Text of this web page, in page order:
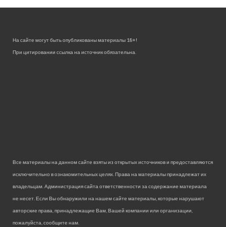
На сайте могут быть опубликованы материалы 18+!
При цитировании ссылка на источник обязательна.
Все материалы на данном сайте взяты из открытых источников и предоставляются
исключительно в ознакомительных целях. Права на материалы принадлежат их
владельцам. Администрация сайта ответственности за содержание материала
не несет. Если Вы обнаружили на нашем сайте материалы, которые нарушают
авторские права, принадлежащие Вам, Вашей компании или организации,
пожалуйста, сообщите нам.